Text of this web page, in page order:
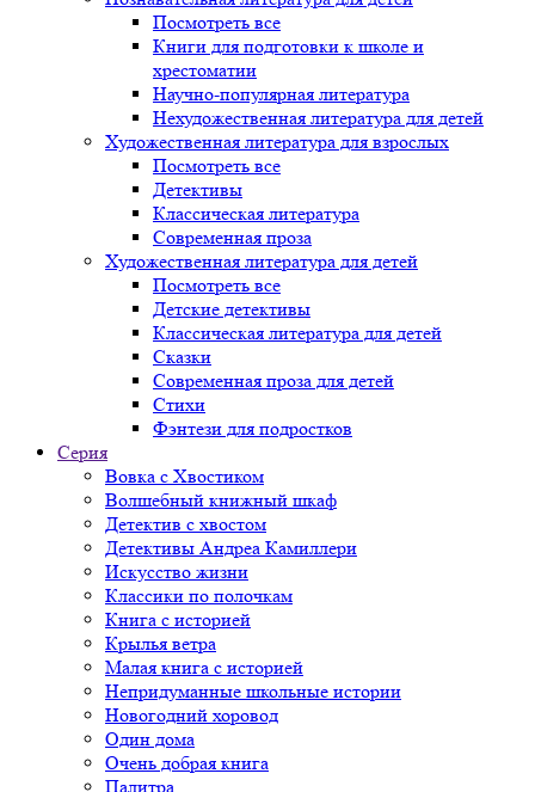
Посмотреть все
Книги для подготовки к школе и
хрестоматии
Научно-популярная литература
Нехудожественная литература для детей
Художественная литература для взрослых
Посмотреть все
Детективы
Классическая литература
Современная проза
Художественная литература для детей
Посмотреть все
Детские детективы
Классическая литература для детей
Сказки
Современная проза для детей
Стихи
Фэнтези для подростков
Серия
Вовка с Хвостиком
Волшебный книжный шкаф
Детектив с хвостом
Детективы Андреа Камиллери
Искусство жизни
Классики по полочкам
Книга с историей
Крылья ветра
Малая книга с историей
Непридуманные школьные истории
Новогодний хоровод
Один дома
Очень добрая книга
Палитра